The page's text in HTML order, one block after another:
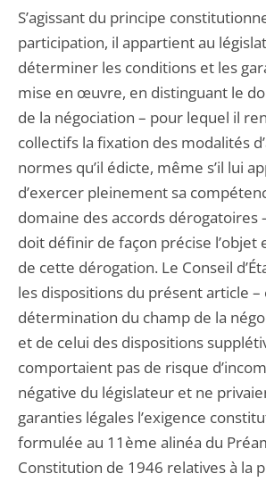
S’agissant du principe
participation, il appartient au
déterminer les conditions et les
mise en œuvre, en distinguant le
de la négociation – pour lequel il
collectifs la fixation des modalités
normes qu’il édicte, même s’il lui
d’exercer pleinement sa
domaine des accords dérogatoires
doit définir de façon précise l’objet
de cette dérogation. Le Conseil
les dispositions du présent article
détermination du champ de la
et de celui des dispositions
comportaient pas de risque
négative du législateur et ne
garanties légales l’exigence
formulée au 11ème alinéa du
Constitution de 1946 relatives à la